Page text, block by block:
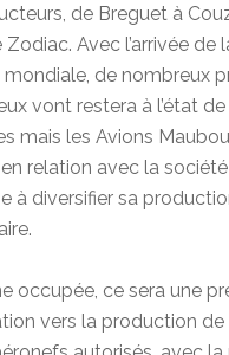
de Breguet à
Zodiac. Avec l’arrivée de
mondiale, de nombreux
vont restera à l’état
mais les Avions
relation avec la
à diversifier sa
occupée, ce sera une
vers la production de